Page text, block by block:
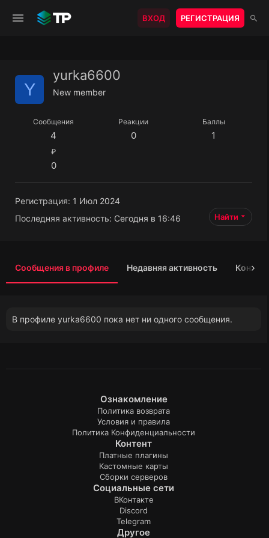
ВХОД РЕГИСТРАЦИЯ
Y
yurka6600
New member
Сообщения
4
Реакции
0
Баллы
1
₽
0
Регистрация 1 Июл 2024
Последняя активность Сегодня в 16:46 Найти
Сообщения в профиле Недавняя активность
В профиле yurka6600 пока нет ни одного сообщения.
Ознакомление
Политика возврата
Условия и правила
Политика Конфиденциальности
Контент
Платные плагины
Кастомные карты
Сборки серверов
Социальные сети
ВКонтакте
Discord
Telegram
Другое